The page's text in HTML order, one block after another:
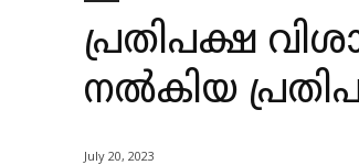
പ്രതിപക്ഷ
നൽകിയ
July 20, 2023